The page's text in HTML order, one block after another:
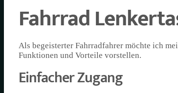
Fahrrad
Als begeisterter Fahrradfahrer möchte ich
Funktionen und Vorteile vorstellen.
Einfacher Zugang